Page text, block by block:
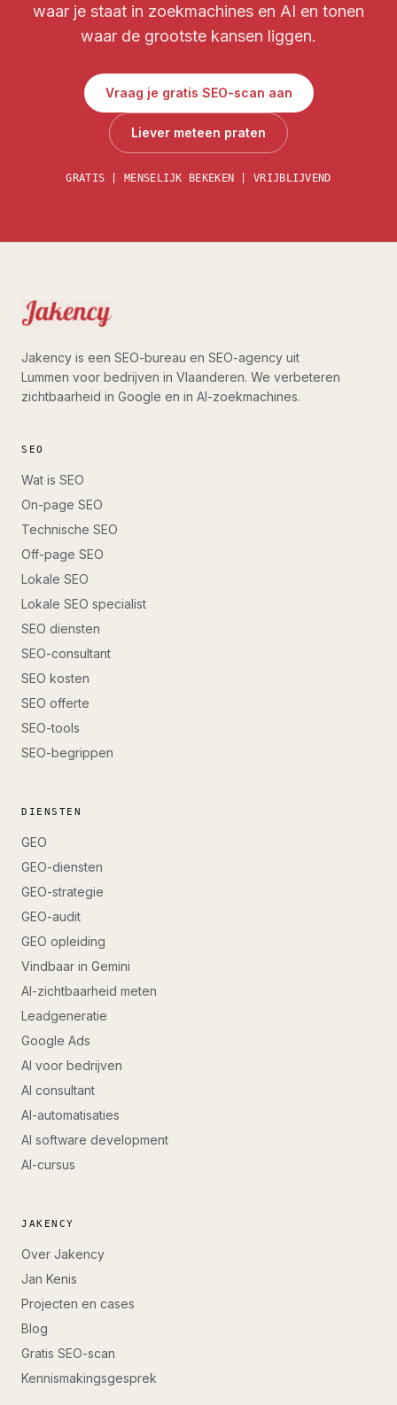
waar je staat in zoekmachines en AI en tonen
waar de grootste kansen liggen.
Vraag je gratis SEO-scan aan
Liever meteen praten
GRATIS | MENSELIJK BEKEKEN | VRIJBLIJVEND
Jakency is een SEO-bureau en SEO-agency uit
Lummen voor bedrijven in Vlaanderen. We verbeteren
zichtbaarheid in Google en in AI-zoekmachines.
SEO
Wat is SEO
On-page SEO
Technische SEO
Off-page SEO
Lokale SEO
Lokale SEO specialist
SEO diensten
SEO-consultant
SEO kosten
SEO offerte
SEO-tools
SEO-begrippen
DIENSTEN
GEO
GEO-diensten
GEO-strategie
GEO-audit
GEO opleiding
Vindbaar in Gemini
AI-zichtbaarheid meten
Leadgeneratie
Google Ads
AI voor bedrijven
AI consultant
AI-automatisaties
AI software development
AI-cursus
JAKENCY
Over Jakency
Jan Kenis
Projecten en cases
Blog
Gratis SEO-scan
Kennismakingsgesprek